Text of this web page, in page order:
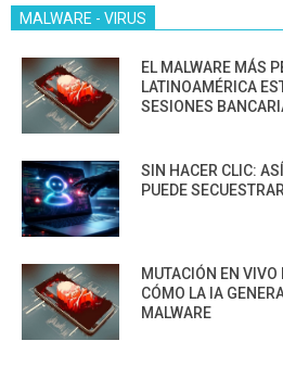
MALWARE - VIRUS
EL MALWARE MÁS
LATINOAMÉRICA
SESIONES
SIN HACER CLIC:
PUEDE
MUTACIÓN EN
CÓMO LA IA
MALWARE